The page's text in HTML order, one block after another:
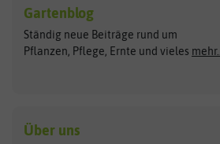
Exotische Samen
Gemüsesamen
Gründünger
Kräutersamen
Arche Noah
ASB Greenworld
Benary
Gartenblog
Ständig neue Beiträge rund um
Pflanzen, Pflege, Ernte und vieles
Über uns